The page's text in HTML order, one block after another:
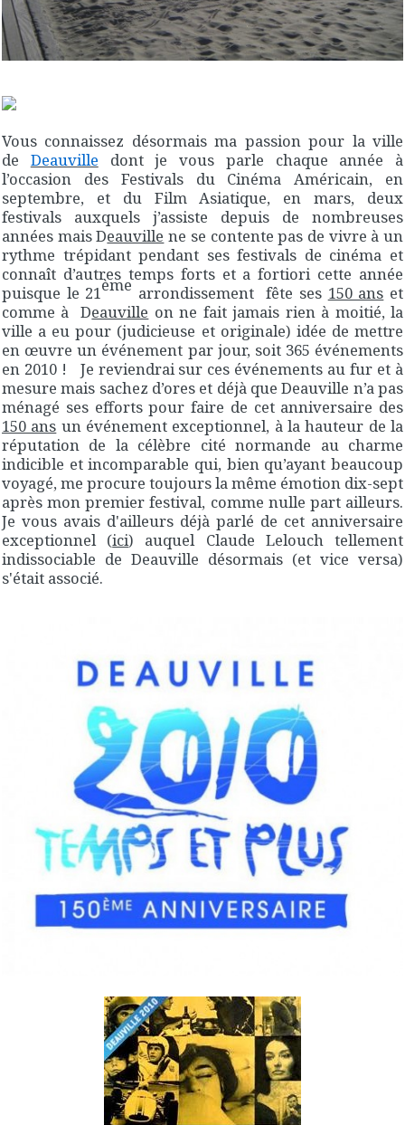
Vous connaissez désormais ma passion pour la ville
de Deauville dont je vous parle chaque année à
l’occasion des Festivals du Cinéma Américain, en
septembre, et du Film Asiatique, en mars, deux
festivals auxquels j’assiste depuis de nombreuses
années mais Deauville ne se contente pas de vivre à un
rythme trépidant pendant ses festivals de cinéma et
connaît d’autres temps forts et a fortiori cette année
puisque le 21ème arrondissement fête ses 150 ans et
comme à Deauville on ne fait jamais rien à moitié, la
ville a eu pour (judicieuse et originale) idée de mettre
en œuvre un événement par jour, soit 365 événements
en 2010 ! Je reviendrai sur ces événements au fur et à
mesure mais sachez d’ores et déjà que Deauville n’a pas
ménagé ses efforts pour faire de cet anniversaire des
150 ans un événement exceptionnel, à la hauteur de la
réputation de la célèbre cité normande au charme
indicible et incomparable qui, bien qu’ayant beaucoup
voyagé, me procure toujours la même émotion dix-sept
après mon premier festival, comme nulle part ailleurs.
Je vous avais d'ailleurs déjà parlé de cet anniversaire
exceptionnel (ici) auquel Claude Lelouch tellement
indissociable de Deauville désormais (et vice versa)
s'était associé.